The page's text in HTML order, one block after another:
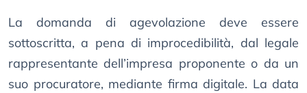
La domanda di agevolazione deve essere
sottoscritta, a pena di improcedibilità, dal legale
rappresentante dell’impresa proponente o da un
suo procuratore, mediante firma digitale. La data